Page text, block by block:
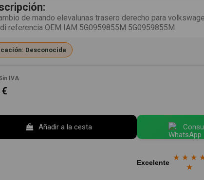
de mando elevalunas trasero derecho para
referencia OEM IAM 5G0959855M 5G0959855M
Desconocida
IVA
Añadir a la cesta
Excelente
★ ★ ★
★